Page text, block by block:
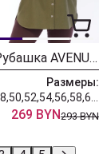
Рубашка AVENUE 0321-3
Размеры:
269 BYN293 BYN